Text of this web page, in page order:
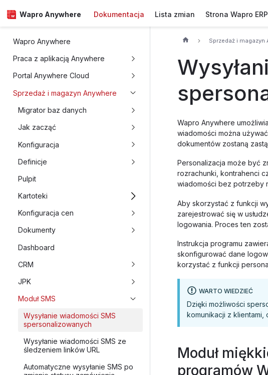
Wapro Anywhere Dokumentacja Lista zmian Strona Wapro ERP
Wapro Anywhere
Praca z aplikacją Anywhere
Portal Anywhere Cloud
Sprzedaż i magazyn Anywhere
Migrator baz danych
Jak zacząć
Konfiguracja
Definicje
Pulpit
Kartoteki
Konfiguracja cen
Dokumenty
Dashboard
CRM
JPK
Moduł SMS
Wysyłanie wiadomości SMS
spersonalizowanych
Wysyłanie wiadomości SMS ze
śledzeniem linków URL
Automatyczne wysyłanie SMS po
Sprzedaż i magazyn
Wapro Anywhere
wiadomości można
dokumentów zostaną
Personalizacja może być
rozrachunki, kontrahenci
wiadomości bez potrzeby
Aby skorzystać z funkcji
zarejestrować się w
logowania. Proces ten
Instrukcja programu
skonfigurować dane
korzystać z funkcji
WARTO WIEDZIEĆ
Dzięki możliwości
komunikacji z
Moduł
programów